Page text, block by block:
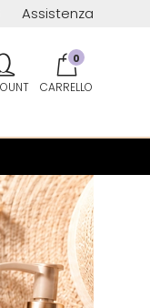
Assistenza
0